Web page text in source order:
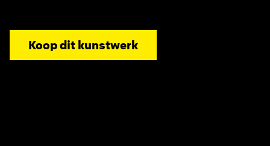
Koop dit kunstwerk